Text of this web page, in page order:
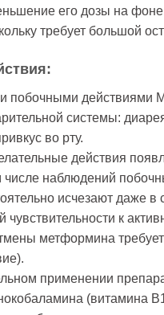
его дозы на
требует большой
побочными действиями
системы:
во рту.
действия
наблюдений
исчезают даже
к
метформина
применении
(витамина